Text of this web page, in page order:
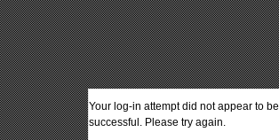
Your log-in attempt did not appear to be
successful. Please try again.